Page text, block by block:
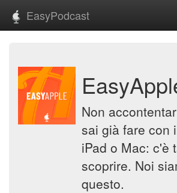
EasyPodcast
Non
sai già fare con
iPad o Mac: c'è
scoprire. Noi
questo.